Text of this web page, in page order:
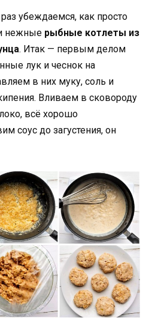
убеждаемся, как просто
нежные рыбные котлеты из
. Итак — первым делом
лук и чеснок на
в них муку, соль и
Вливаем в сковороду
всё хорошо
соус до загустения, он